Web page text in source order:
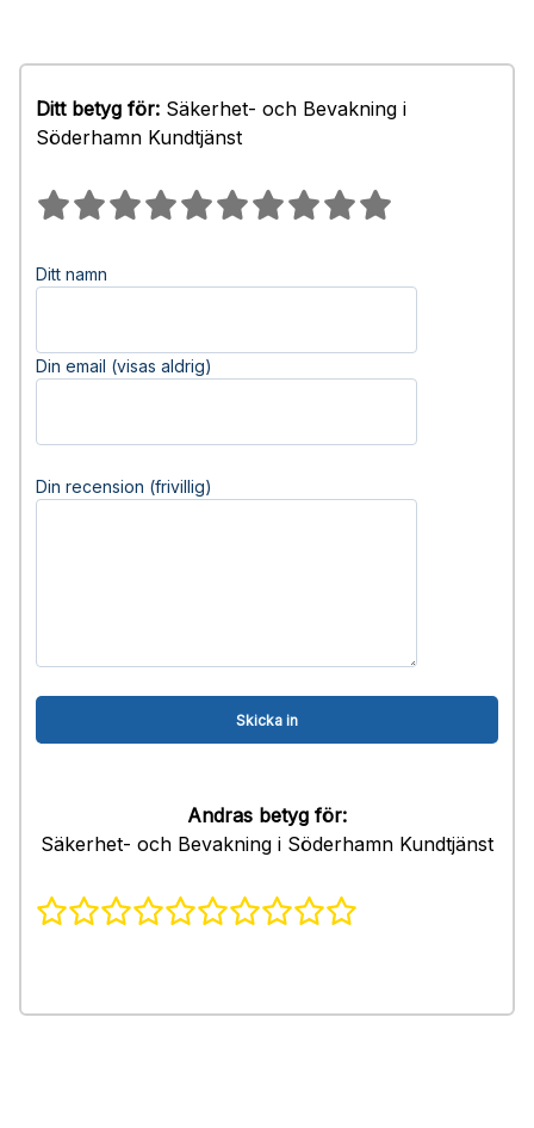
Ditt betyg för: Säkerhet- och Bevakning i
Söderhamn Kundtjänst
Ditt namn
Din email (visas aldrig)
Din recension (frivillig)
Andras betyg för:
Säkerhet- och Bevakning i Söderhamn Kundtjänst